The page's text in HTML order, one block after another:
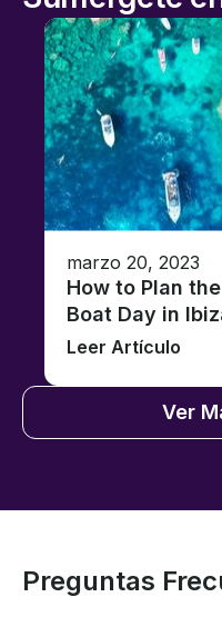
marzo 20, 2023
How to Plan
Boat Day in
Leer Artículo
Ver
Preguntas